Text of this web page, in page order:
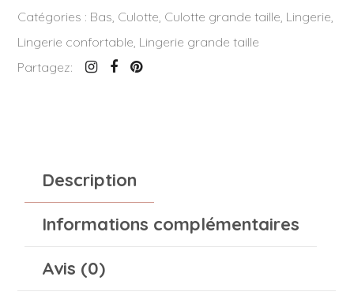
Catégories : Bas Culotte Culotte grande taille Lingerie
Lingerie confortable Lingerie grande taille
Partagez:
Description
Informations complémentaires
Avis (0)